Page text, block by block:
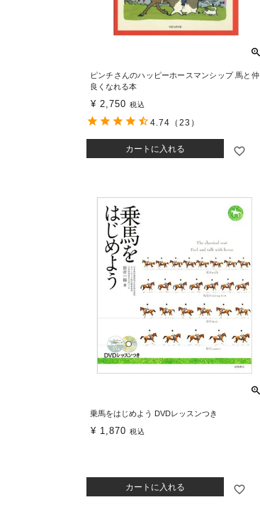
ピンチさんのハッピーホースマンシップ 馬と仲
良くなれる本
¥ 2,750 税込
カートに入れる
4.74 （23）
乗馬をはじめよう DVDレッスンつき
¥ 1,870 税込
カートに入れる